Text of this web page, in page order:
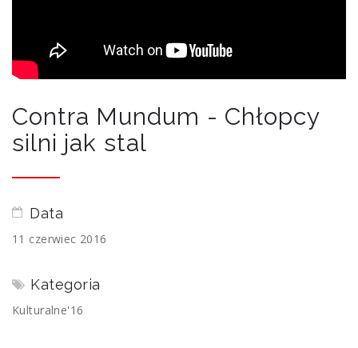
Contra Mundum - Chłopcy
silni jak stal
Data
11 czerwiec 2016
Kategoria
Kulturalne'16